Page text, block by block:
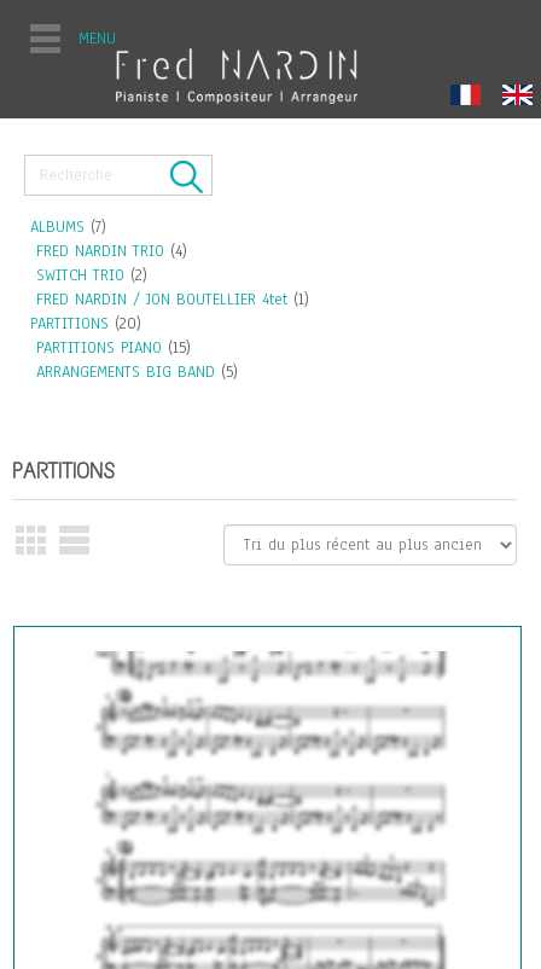
MENU
ALBUMS (7)
FRED NARDIN TRIO (4)
SWITCH TRIO (2)
FRED NARDIN / JON BOUTELLIER 4tet (1)
PARTITIONS (20)
PARTITIONS PIANO (15)
ARRANGEMENTS BIG BAND (5)
PARTITIONS